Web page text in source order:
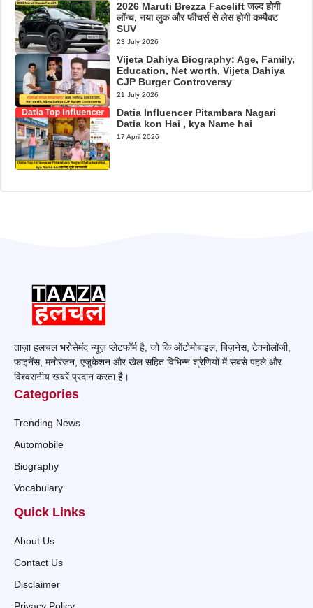
2026 Maruti Brezza Facelift जल्द होगी
लॉन्च, नया लुक और फीचर्स से लेस होगी कम्पैक्ट
SUV
23 July 2026
Vijeta Dahiya Biography: Age, Family,
Education, Net worth, Vijeta Dahiya
CJP Burger Controversy
21 July 2026
Datia Influencer Pitambara Nagari
Datia kon Hai , kya Name hai
17 April 2026
ताज़ा हलचल भरोसेमंद न्यूज़ प्लेटफॉर्म है, जो कि ऑटोमोबाइल, बिज़नेस, टेक्नोलॉजी,
फाइनेंस, मनोरंजन, एजुकेशन और खेल सहित विभिन्न श्रेणियों में सबसे पहले और
विश्वसनीय खबरें प्रदान करता है।
Categories
Trending News
Automobile
Biography
Vocabulary
Quick Links
About Us
Contact Us
Disclaimer